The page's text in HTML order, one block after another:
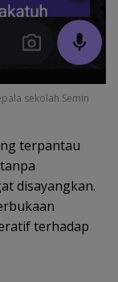
sekolah Semin
terpantau
disayangkan.
terhadap